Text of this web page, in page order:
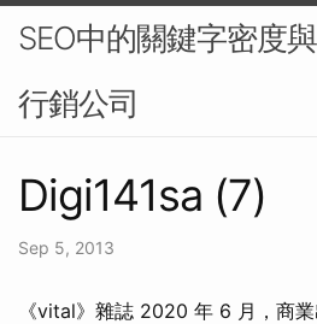
SEO中的關鍵字密度
行銷公司
Digi141sa (7)
Sep 5, 2013
《vital》雜誌 2020 年 6 月，商